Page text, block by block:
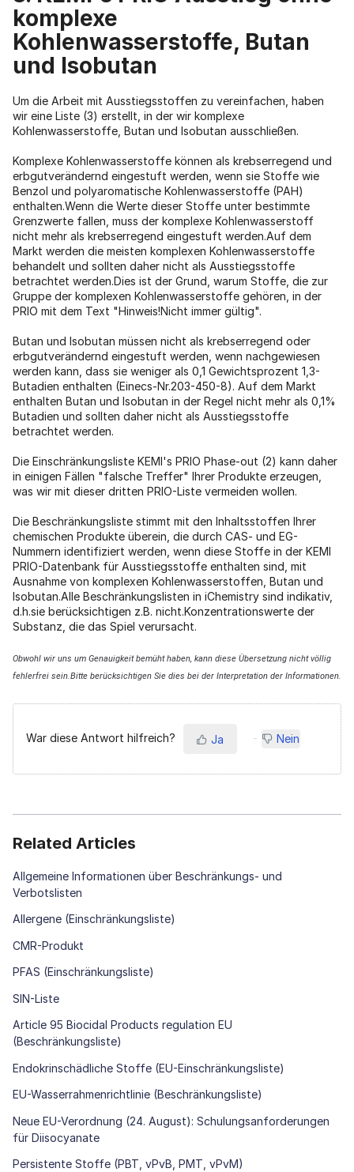
komplexe
Kohlenwasserstoffe, Butan
und Isobutan
Um die Arbeit mit Ausstiegsstoffen zu vereinfachen, haben
wir eine Liste (3) erstellt, in der wir komplexe
Kohlenwasserstoffe, Butan und Isobutan ausschließen.
Komplexe Kohlenwasserstoffe können als krebserregend und
erbgutverändernd eingestuft werden, wenn sie Stoffe wie
Benzol und polyaromatische Kohlenwasserstoffe (PAH)
enthalten.Wenn die Werte dieser Stoffe unter bestimmte
Grenzwerte fallen, muss der komplexe Kohlenwasserstoff
nicht mehr als krebserregend eingestuft werden.Auf dem
Markt werden die meisten komplexen Kohlenwasserstoffe
behandelt und sollten daher nicht als Ausstiegsstoffe
betrachtet werden.Dies ist der Grund, warum Stoffe, die zur
Gruppe der komplexen Kohlenwasserstoffe gehören, in der
PRIO mit dem Text "Hinweis!Nicht immer gültig".
Butan und Isobutan müssen nicht als krebserregend oder
erbgutverändernd eingestuft werden, wenn nachgewiesen
werden kann, dass sie weniger als 0,1 Gewichtsprozent 1,3-
Butadien enthalten (Einecs-Nr.203-450-8). Auf dem Markt
enthalten Butan und Isobutan in der Regel nicht mehr als 0,1%
Butadien und sollten daher nicht als Ausstiegsstoffe
betrachtet werden.
Die Einschränkungsliste KEMI's PRIO Phase-out (2) kann daher
in einigen Fällen "falsche Treffer" Ihrer Produkte erzeugen,
was wir mit dieser dritten PRIO-Liste vermeiden wollen.
Die Beschränkungsliste stimmt mit den Inhaltsstoffen Ihrer
chemischen Produkte überein, die durch CAS- und EG-
Nummern identifiziert werden, wenn diese Stoffe in der KEMI
PRIO-Datenbank für Ausstiegsstoffe enthalten sind, mit
Ausnahme von komplexen Kohlenwasserstoffen, Butan und
Isobutan.Alle Beschränkungslisten in iChemistry sind indikativ,
d.h.sie berücksichtigen z.B. nicht.Konzentrationswerte der
Substanz, die das Spiel verursacht.
Obwohl wir uns um Genauigkeit bemüht haben, kann diese Übersetzung nicht völlig
fehlerfrei sein.Bitte berücksichtigen Sie dies bei der Interpretation der Informationen.
War diese Antwort hilfreich? Ja Nein
Related Articles
Allgemeine Informationen über Beschränkungs- und
Verbotslisten
Allergene (Einschränkungsliste)
CMR-Produkt
PFAS (Einschränkungsliste)
SIN-Liste
Article 95 Biocidal Products regulation EU
(Beschränkungsliste)
Endokrinschädliche Stoffe (EU-Einschränkungsliste)
EU-Wasserrahmenrichtlinie (Beschränkungsliste)
Neue EU-Verordnung (24. August): Schulungsanforderungen
für Diisocyanate
Persistente Stoffe (PBT, vPvB, PMT, vPvM)